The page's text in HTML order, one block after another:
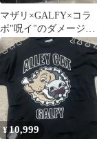
マザリ×GALFY×コラ
ボ"呪イ"のダメージ加
工ジップパーカー 其
の死
¥10,999